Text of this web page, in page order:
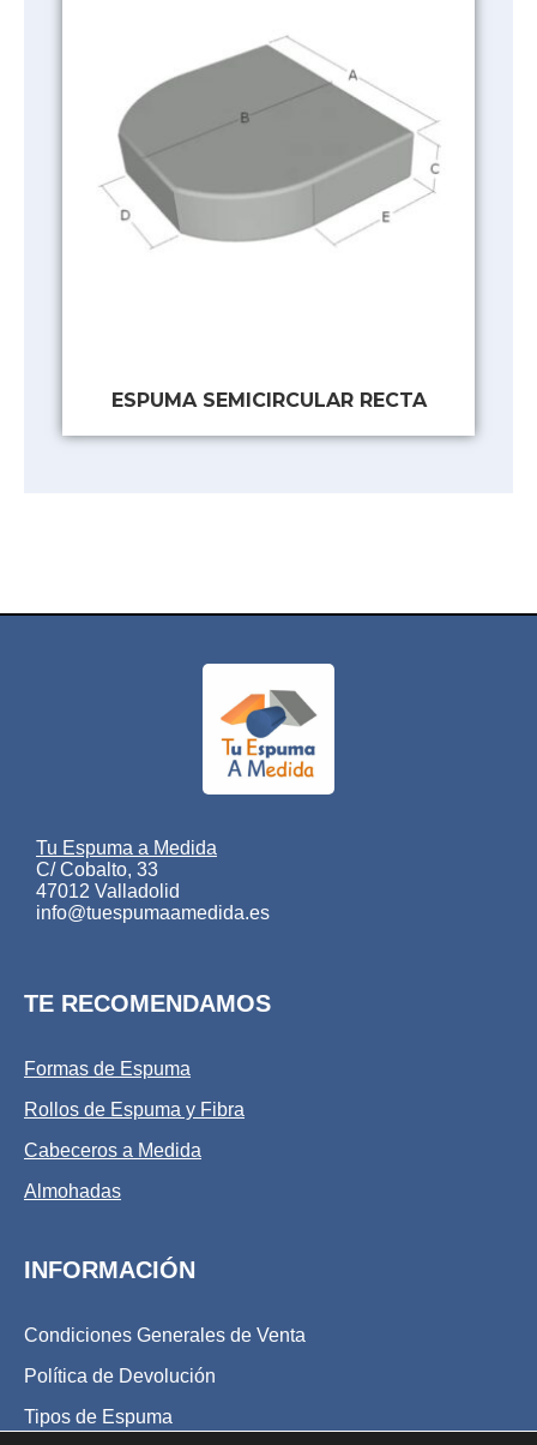
ESPUMA SEMICIRCULAR RECTA
Tu Espuma a Medida
C/ Cobalto, 33
47012 Valladolid
info@tuespumaamedida.es
TE RECOMENDAMOS
Formas de Espuma
Rollos de Espuma y Fibra
Cabeceros a Medida
Almohadas
INFORMACIÓN
Condiciones Generales de Venta
Política de Devolución
Tipos de Espuma